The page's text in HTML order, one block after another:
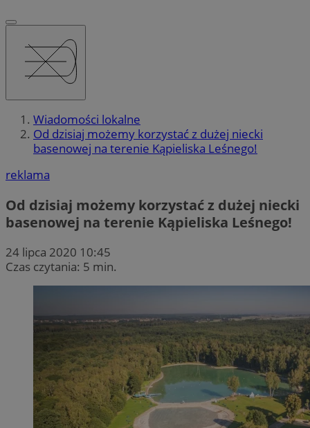
Wiadomości lokalne
Od dzisiaj możemy korzystać z dużej niecki
basenowej na terenie Kąpieliska Leśnego!
reklama
Od dzisiaj możemy korzystać z dużej niecki
basenowej na terenie Kąpieliska Leśnego!
24 lipca 2020 10:45
Czas czytania: 5 min.